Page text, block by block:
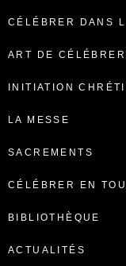
CÉLÉBRER DANS
ART DE CÉLÉBRER
INITIATION
LA MESSE
SACREMENTS
CÉLÉBRER EN
BIBLIOTHÈQUE
ACTUALITÉS